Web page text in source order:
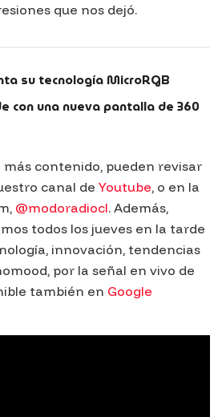
que nos dejó.
su tecnología MicroRGB
con una nueva pantalla de 360
más contenido, pueden revisar
canal de Youtube, o en la
@modoradiocl. Además,
todos los jueves en la tarde
innovación, tendencias
por la señal en vivo de
también en Google